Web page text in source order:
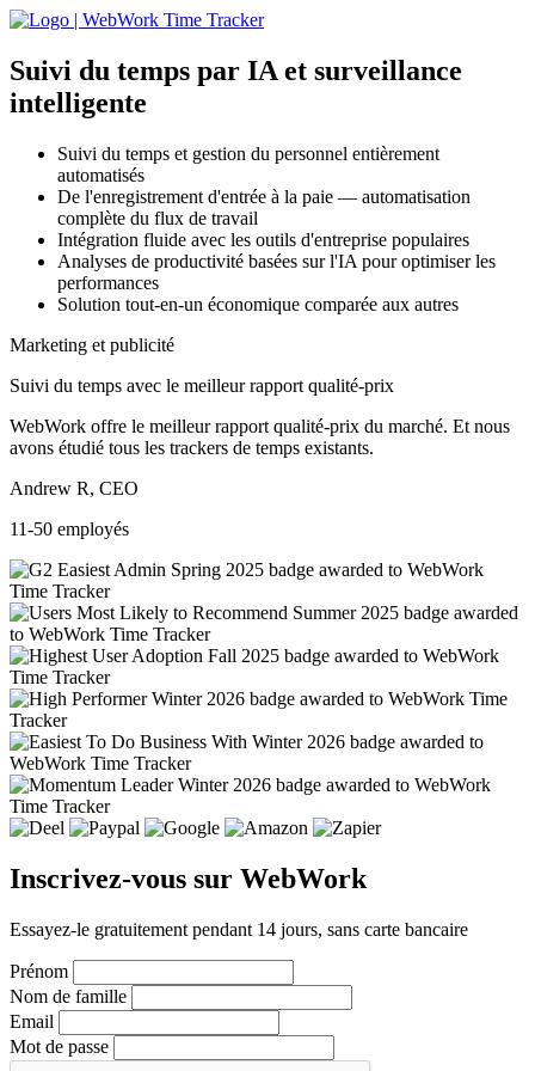
Suivi du temps par IA et surveillance
intelligente
Suivi du temps et gestion du personnel entièrement
automatisés
De l'enregistrement d'entrée à la paie — automatisation
complète du flux de travail
Intégration fluide avec les outils d'entreprise populaires
Analyses de productivité basées sur l'IA pour optimiser les
performances
Solution tout-en-un économique comparée aux autres
Marketing et publicité
Suivi du temps avec le meilleur rapport qualité-prix
WebWork offre le meilleur rapport qualité-prix du marché. Et nous
avons étudié tous les trackers de temps existants.
Andrew R, CEO
11-50 employés
Inscrivez-vous sur WebWork
Essayez-le gratuitement pendant 14 jours, sans carte bancaire
Prénom
Nom de famille
Email
Mot de passe